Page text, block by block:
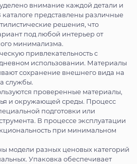
внимание каждой детали и
каталоге представлены различные
решения, что
под любой интерьер от
минимализма.
привлекательность с
использовании. Материалы
сохранение внешнего вида на
службы.
проверенные материалы,
и окружающей среды. Процесс
подготовки или
В процессе эксплуатации
при минимальном
модели разных ценовых категорий
Упаковка обеспечивает